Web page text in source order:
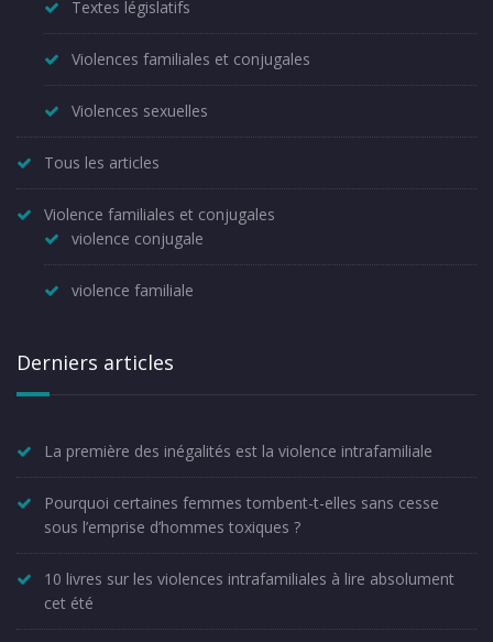
Textes législatifs
Violences familiales et conjugales
Violences sexuelles
Tous les articles
Violence familiales et conjugales
violence conjugale
violence familiale
Derniers articles
La première des inégalités est la violence intrafamiliale
Pourquoi certaines femmes tombent-t-elles sans cesse
sous l’emprise d’hommes toxiques ?
10 livres sur les violences intrafamiliales à lire absolument
cet été